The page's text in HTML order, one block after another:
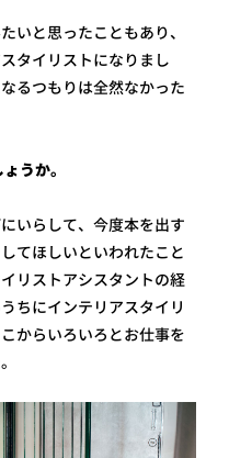
いと思ったこともあり、
タイリストになりまし
るつもりは全然なかった
うか。
いらして、今度本を出す
てほしいといわれたこと
リストアシスタントの経
ちにインテリアスタイリ
からいろいろとお仕事を